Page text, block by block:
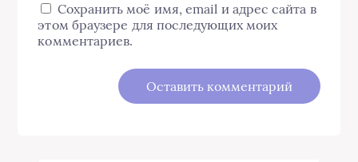
Сохранить моё имя, email и адрес сайта в
этом браузере для последующих моих
комментариев.